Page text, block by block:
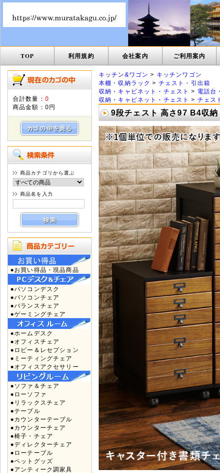
TOP 利用規約 会社案内 ご利用案内
合計数量： 0
商品金額： 0円
商品カテゴリから選ぶ
商品名を入力
●お買い得品・現品商品
●パソコンデスク
●パソコンチェア
●バランスチェア
●ゲーミングチェア
●ホームデスク
●オフィスチェア
●ロビー＆レセプション
●ミーティングチェア
●オフィスアクセサリー
●ソファ＆チェア
●ローソファ
●リラックスチェア
●テーブル
●カウンターテーブル
●カウンターチェア
●椅子・チェア
●ディレクターチェア
●ローテーブル
●ペットグッズ
●アンティーク調家具
キッチン&ワゴン > キッチンワゴン
本棚・収納ラック > チェスト・引出箱
収納・キャビネット・チェスト
> 電話台
収納・キャビネット・チェスト
> チェス
9段チェスト 高さ97 B4収